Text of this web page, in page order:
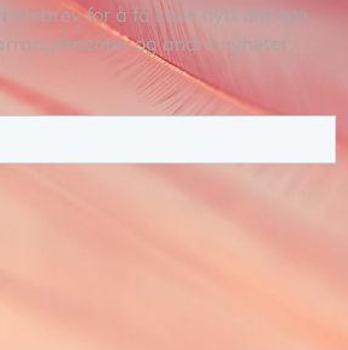
for å få siste nytt om nye
og andre nyheter.